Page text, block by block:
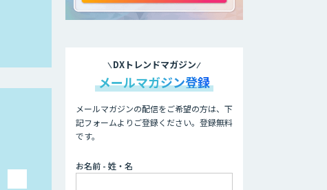
DXトレンドマガジン
メールマガジン登録
メールマガジンの配信をご希望の方は、下
記フォームよりご登録ください。登録無料
です。
お名前 - 姓・名